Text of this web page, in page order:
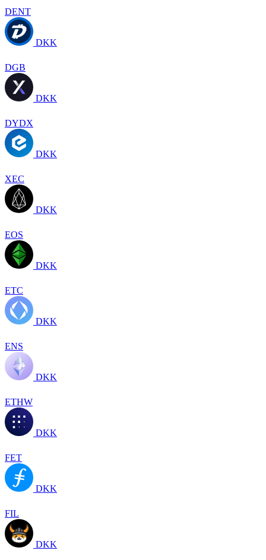
DENT
DKK
DGB
DKK
DYDX
DKK
XEC
DKK
EOS
DKK
ETC
DKK
ENS
DKK
ETHW
DKK
FET
DKK
FIL
DKK